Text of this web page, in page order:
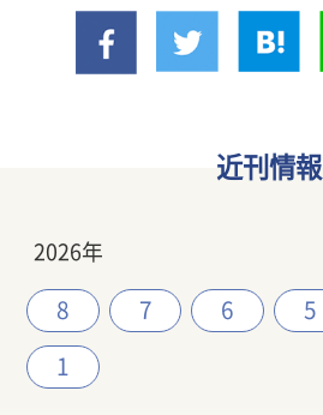
近刊情報
2026年
8 7 6 5
1